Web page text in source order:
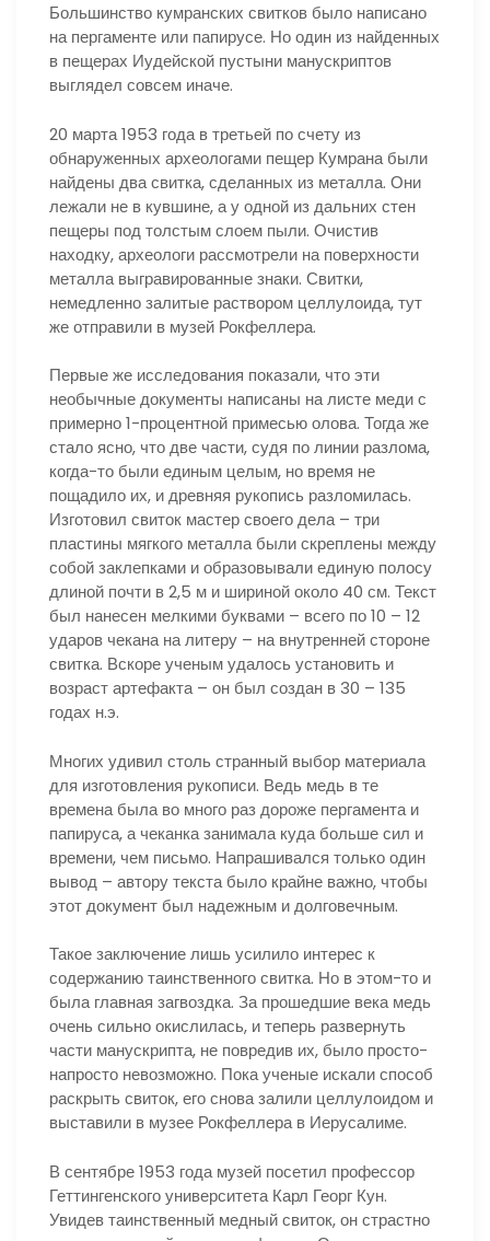
Большинство кумранских свитков было написано
на пергаменте или папирусе. Но один из найденных
в пещерах Иудейской пустыни манускриптов
выглядел совсем иначе.
20 марта 1953 года в третьей по счету из
обнаруженных археологами пещер Кумрана были
найдены два свитка, сделанных из металла. Они
лежали не в кувшине, а у одной из дальних стен
пещеры под толстым слоем пыли. Очистив
находку, археологи рассмотрели на поверхности
металла выгравированные знаки. Свитки,
немедленно залитые раствором целлулоида, тут
же отправили в музей Рокфеллера.
Первые же исследования показали, что эти
необычные документы написаны на листе меди с
примерно 1-процентной примесью олова. Тогда же
стало ясно, что две части, судя по линии разлома,
когда-то были единым целым, но время не
пощадило их, и древняя рукопись разломилась.
Изготовил свиток мастер своего дела – три
пластины мягкого металла были скреплены между
собой заклепками и образовывали единую полосу
длиной почти в 2,5 м и шириной около 40 см. Текст
был нанесен мелкими буквами – всего по 10 – 12
ударов чекана на литеру – на внутренней стороне
свитка. Вскоре ученым удалось установить и
возраст артефакта – он был создан в 30 – 135
годах н.э.
Многих удивил столь странный выбор материала
для изготовления рукописи. Ведь медь в те
времена была во много раз дороже пергамента и
папируса, а чеканка занимала куда больше сил и
времени, чем письмо. Напрашивался только один
вывод – автору текста было крайне важно, чтобы
этот документ был надежным и долговечным.
Такое заключение лишь усилило интерес к
содержанию таинственного свитка. Но в этом-то и
была главная загвоздка. За прошедшие века медь
очень сильно окислилась, и теперь развернуть
части манускрипта, не повредив их, было просто-
напросто невозможно. Пока ученые искали способ
раскрыть свиток, его снова залили целлулоидом и
выставили в музее Рокфеллера в Иерусалиме.
В сентябре 1953 года музей посетил профессор
Геттингенского университета Карл Георг Кун.
Увидев таинственный медный свиток, он страстно